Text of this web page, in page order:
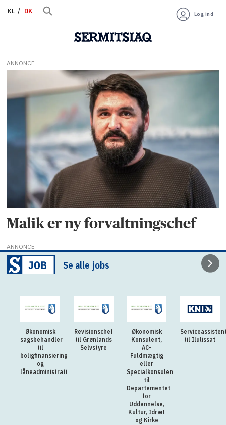
KL DK Log ind
Tag:
driftteknolog
ANNONCE
Malik er ny forvaltningschef
ANNONCE
Se alle jobs
Økonomisk
sagsbehandler
til
boligfinansiering
og
låneadministration
Revisionschef
til Grønlands
Selvstyre
Økonomisk
Konsulent,
AC-
Fuldmægtig
eller
Specialkonsulent
til
Departementet
for
Uddannelse,
Kultur, Idræt
og Kirke
til Ilulissat